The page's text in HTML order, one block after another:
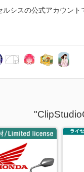
シスの公式アカウン